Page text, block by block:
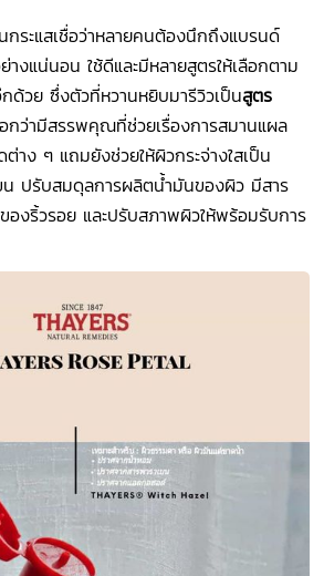
ระแสเชื่อว่าหลายคนต้องนึกถึงแบรนด์
างแน่นอน ใช้ดีและมีหลายสูตรให้เลือกตาม
ด้วย ซึ่งตัวที่หวานหยิบมารีวิวเป็นสูตร
กว่ามีสรรพคุณที่ช่วยเรื่องการสมานแผล
าง ๆ แถมยังช่วยให้ผิวกระจ่างใสเป็น
น ปรับสมดุลการผลิตน้ำมันของผิว มีสาร
องริ้วรอย และปรับสภาพผิวให้พร้อมรับการ